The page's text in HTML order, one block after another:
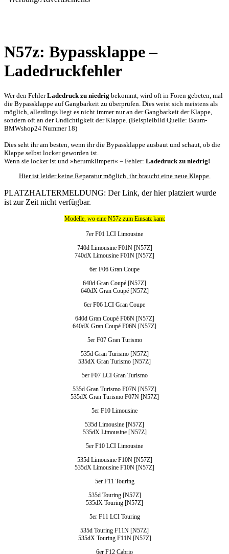
N57z: Bypassklappe –
Ladedruckfehler
Wer den FehlerLadedruck zu niedrig bekommt, wird oft in Foren gebeten, mal
die Bypassklappe auf Gangbarkeit zu überprüfen. Dies weist sich meistens als
möglich, allerdings liegt es nicht immer nur an der Gangbarkeit der Klappe,
sondern oft an der Undichtigkeit der Klappe. (Beispielbild Quelle: Baum-
BMWshop24 Nummer 18)
Dies seht ihr am besten, wenn ihr die Bypassklappe ausbaut und schaut, ob die
Klappe selbst locker geworden ist.
Wenn sie locker ist und »herumklimpert« = Fehler: Ladedruck zu niedrig!
Hier ist leider keine Reparatur möglich, ihr braucht eine neue Klappe.
PLATZHALTERMELDUNG: Der Link, der hier platziert wurde
ist zur Zeit nicht verfügbar.
Modelle, wo eine N57z zum Einsatz kam:
7er F01 LCI Limousine
740d Limousine F01N [N57Z]
740dX Limousine F01N [N57Z]
6er F06 Gran Coupe
640d Gran Coupé [N57Z]
640dX Gran Coupé [N57Z]
6er F06 LCI Gran Coupe
640d Gran Coupé F06N [N57Z]
640dX Gran Coupé F06N [N57Z]
5er F07 Gran Turismo
535d Gran Turismo [N57Z]
535dX Gran Turismo [N57Z]
5er F07 LCI Gran Turismo
535d Gran Turismo F07N [N57Z]
535dX Gran Turismo F07N [N57Z]
5er F10 Limousine
535d Limousine [N57Z]
535dX Limousine [N57Z]
5er F10 LCI Limousine
535d Limousine F10N [N57Z]
535dX Limousine F10N [N57Z]
5er F11 Touring
535d Touring [N57Z]
535dX Touring [N57Z]
5er F11 LCI Touring
535d Touring F11N [N57Z]
535dX Touring F11N [N57Z]
6er F12 Cabrio